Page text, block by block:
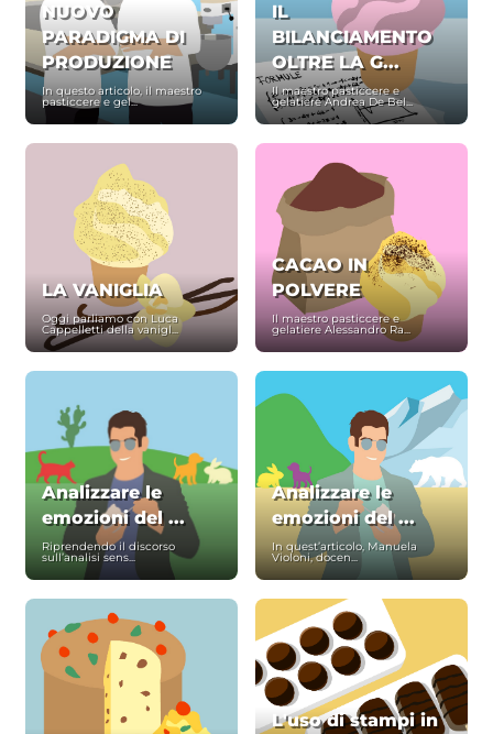
NUOVO
PARADIGMA DI
PRODUZIONE
In questo articolo, il maestro
pasticcere e gel...
IL
BILANCIAMENTO
OLTRE LA G...
Il maestro pasticcere e
gelatiere Andrea De Bel...
LA VANIGLIA
Oggi parliamo con Luca
Cappelletti della vanigl...
CACAO IN
POLVERE
Il maestro pasticcere e
gelatiere Alessandro Ra...
Analizzare le
emozioni del ...
Riprendendo il discorso
sull’analisi sens...
Analizzare le
emozioni del ...
In quest’articolo, Manuela
Violoni, docen...
L'uso di stampi in